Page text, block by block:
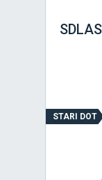
STARI DOT